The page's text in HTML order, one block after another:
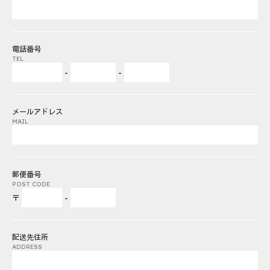
電話番号
TEL
- -
メールアドレス
MAIL
郵便番号
POST CODE
〒 -
配送先住所
ADDRESS